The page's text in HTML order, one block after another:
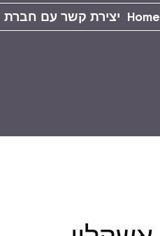
Home יצירת קשר עם חברת